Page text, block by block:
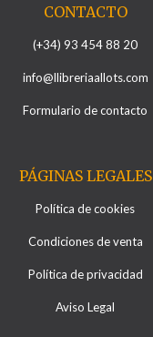
CONTACTO
(+34) 93 454 88 20
info@llibreriaallots.com
Formulario de contacto
PÁGINAS LEGALES
Política de cookies
Condiciones de venta
Política de privacidad
Aviso Legal